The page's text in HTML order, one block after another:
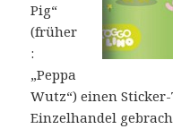
Pig“
(früher
:
„Peppa
Wutz“) einen
Einzelhandel